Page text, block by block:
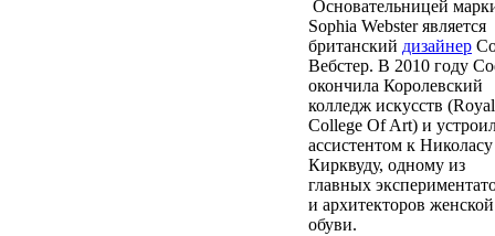
Основательницей
Sophia Webster является
британский дизайнер
Вебстер. В 2010 году
окончила Королевский
колледж искусств (Royal
College Of Art) и
ассистентом к Николасу
Кирквуду, одному из
главных
и архитекторов женской
обуви.